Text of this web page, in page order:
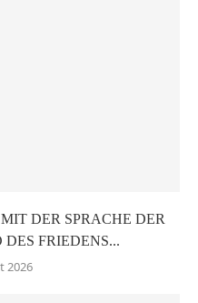
DER SPRACHE DER
FRIEDENS...
2026